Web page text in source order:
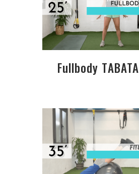
Fullbody TABATA